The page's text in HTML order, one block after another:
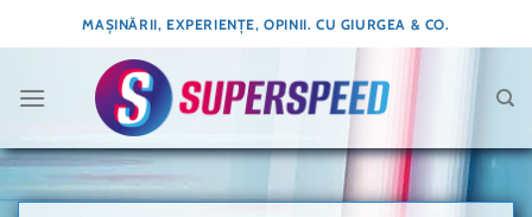
to
MAȘINĂRII, EXPERIENȚE, OPINII. CU GIURGEA & CO.